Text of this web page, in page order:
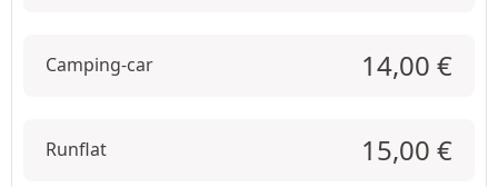
Camping-car 14,00 €
Runflat 15,00 €